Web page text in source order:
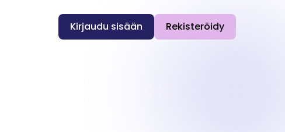
Kirjaudu sisään Rekisteröidy